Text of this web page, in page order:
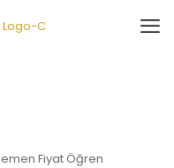
Fiyat Öğren